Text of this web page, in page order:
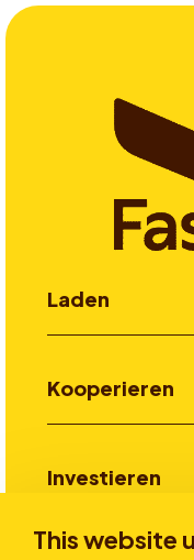
This website
Laden
Kooperieren
Investieren